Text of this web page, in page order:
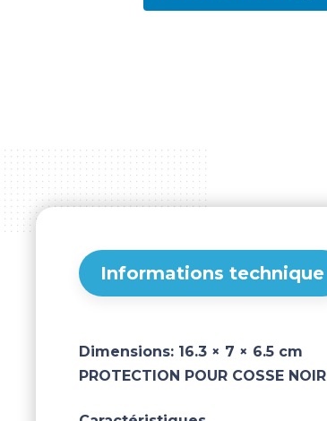
Informations technique
Dimensions: 16.3 × 7 × 6.5 cm
PROTECTION POUR COSSE NOIR